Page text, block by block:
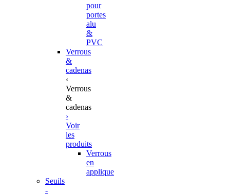
pour
portes
alu
&
PVC
Verrous
&
cadenas
‹
Verrous
&
cadenas
›
Voir
les
produits
Verrous
en
applique
Seuils
-